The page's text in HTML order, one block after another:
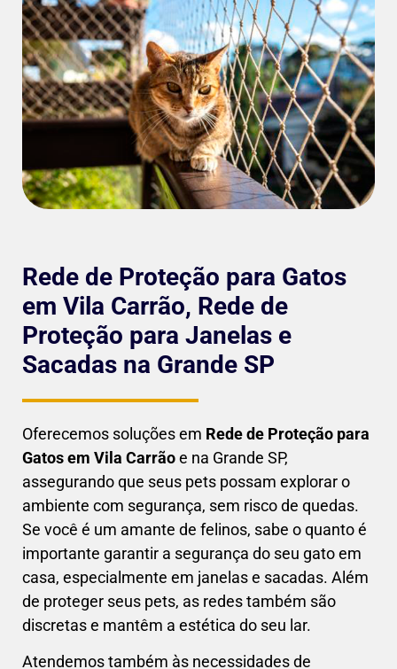
Rede de Proteção para Gatos
em Vila Carrão, Rede de
Proteção para Janelas e
Sacadas na Grande SP
Oferecemos soluções em Rede de Proteção para
Gatos em Vila Carrãoe na Grande SP,
assegurando que seus pets possam explorar o
ambiente com segurança, sem risco de quedas.
Se você é um amante de felinos, sabe o quanto é
importante garantir a segurança do seu gato em
casa, especialmente em janelas e sacadas. Além
de proteger seus pets, as redes também são
discretas e mantêm a estética do seu lar.
Atendemos também às necessidades de